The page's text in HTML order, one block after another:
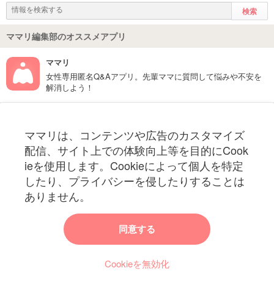
ママリ編集部のオススメアプリ
ママリ
女性専用匿名Q&Aアプリ。先輩ママに質問して悩みや不安を
解消しよう！
ママリは、コンテンツや広告のカスタマイズ
配信、サイト上での体験向上等を目的にCook
ieを使用します。Cookieによって個人を特定
したり、プライバシーを侵したりすることは
ありません。
同意する
Cookieを無効化
妊娠〜子育て中のお役立ち情報を配信中
ママリからのお知らせ
ママリ編集部がみなさんのご意見をもとに記事を作成させていただきま